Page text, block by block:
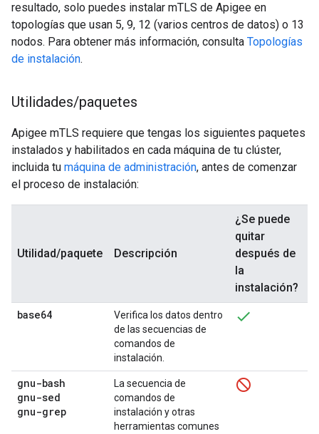
resultado, solo puedes instalar mTLS de Apigee en
topologías que usan 5, 9, 12 (varios centros de datos) o 13
nodos. Para obtener más información, consulta Topologías
de instalación.
Utilidades/paquetes
Apigee mTLS requiere que tengas los siguientes paquetes
instalados y habilitados en cada máquina de tu clúster,
incluida tu máquina de administración, antes de comenzar
el proceso de instalación:
Utilidad/paquete Descripción
¿Se puede
quitar
después de
la
instalación?
base64
Verifica los datos dentro
de las secuencias de
comandos de
instalación.
gnu-bash
gnu-sed
gnu-grep
La secuencia de
comandos de
instalación y otras
herramientas comunes